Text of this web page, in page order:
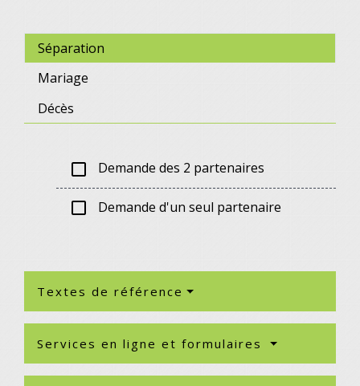
Séparation
Mariage
Décès
check_box_outline_blank Demande des 2 partenaires
check_box_outline_blank Demande d'un seul partenaire
Textes de référence
Services en ligne et formulaires